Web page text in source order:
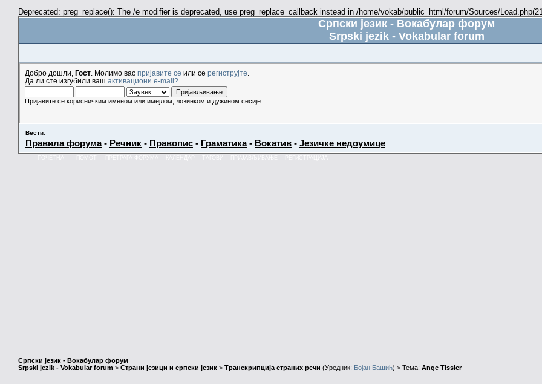
Deprecated: preg_replace(): The /e modifier is deprecated, use preg_replace_callback instead in /home/vokab/public_html/forum/Sources/
Српски језик - Вокабулар форум
Srpski jezik - Vokabular forum
Добро дошли, Гост . Молимо вас пријавите се или се региструјте
Да ли сте изгубили ваш активациони e-mail?
Пријавите се корисничким именом или имејлом, лозинком и дужином сесије
Вести:
Правила форума- Речник - Правопис - Граматика- Вокатив - Језичке недоумице
КАЛЕНДАР
Српски језик - Вокабулар форум
Srpski jezik - Vokabular forum > Страни језици и српски језик > Транскрипција страних речи (Уредник: Бојан Башић) > Тема: Ange Tissier